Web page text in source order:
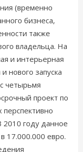
(временно
бизнеса,
также
владельца. На
и интерьерная
нового запуска
четырьмя
проект по
2010 году данное
17.000.000 евро.